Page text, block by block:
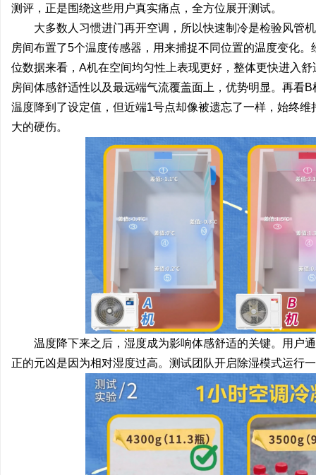
测评，正是围绕这些用户真实痛点，全方位展开测试。
大多数人习惯进门再开空调，所以快速制冷是检验风管
房间布置了5个温度传感器，用来捕捉不同位置的温度变化
位数据来看，A机在空间均匀性上表现更好，整体更快进入
房间体感舒适性以及最远端气流覆盖面上，优势明显。再看
温度降到了设定值，但近端1号点却像被遗忘了一样，始终
大的硬伤。
温度降下来之后，湿度成为影响体感舒适的关键。用户
正的元凶是因为相对湿度过高。测试团队开启除湿模式运行